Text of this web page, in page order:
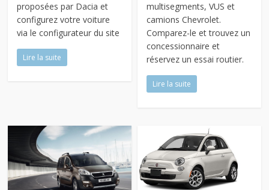
proposées par Dacia et
configurez votre voiture
via le configurateur du site
Lire la suite
multisegments, VUS et
camions Chevrolet.
Comparez-le et trouvez un
concessionnaire et
réservez un essai routier.
Lire la suite